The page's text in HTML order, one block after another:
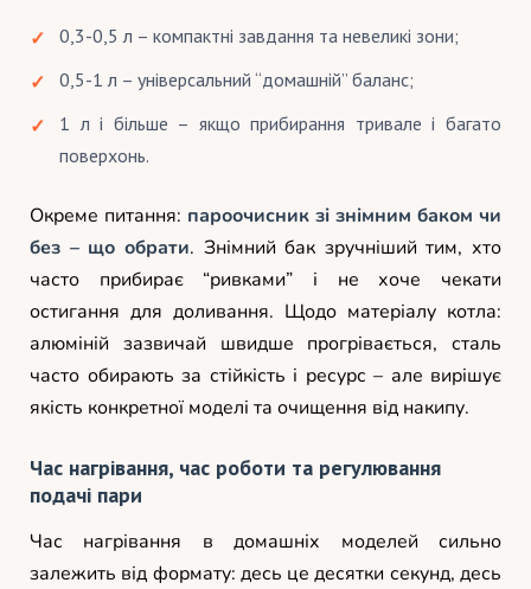
0,3-0,5 л – компактні завдання та невеликі зони;
0,5-1 л – універсальний “домашній” баланс;
1 л і більше – якщо прибирання тривале і багато
поверхонь.
Окреме питання: пароочисник зі знімним баком чи
без – що обрати. Знімний бак зручніший тим, хто
часто прибирає “ривками” і не хоче чекати
остигання для доливання. Щодо матеріалу котла:
алюміній зазвичай швидше прогрівається, сталь
часто обирають за стійкість і ресурс – але вирішує
якість конкретної моделі та очищення від накипу.
Час нагрівання, час роботи та регулювання
подачі пари
Час нагрівання в домашніх моделей сильно
залежить від формату: десь це десятки секунд, десь